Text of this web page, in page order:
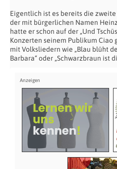
Eigentlich ist es bereits die
der mit bürgerlichen Namen
hatte er schon auf der „Und
Konzerten seinem Publikum Ciao
mit Volksliedern wie „Blau blüht
Barbara“ oder „Schwarzbraun ist